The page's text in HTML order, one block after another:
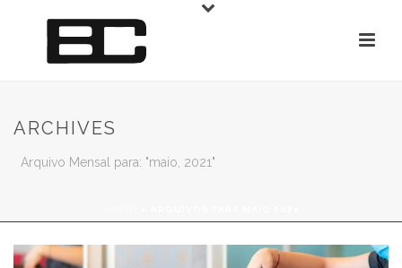
ARCHIVES
Arquivo Mensal para: "maio, 2021"